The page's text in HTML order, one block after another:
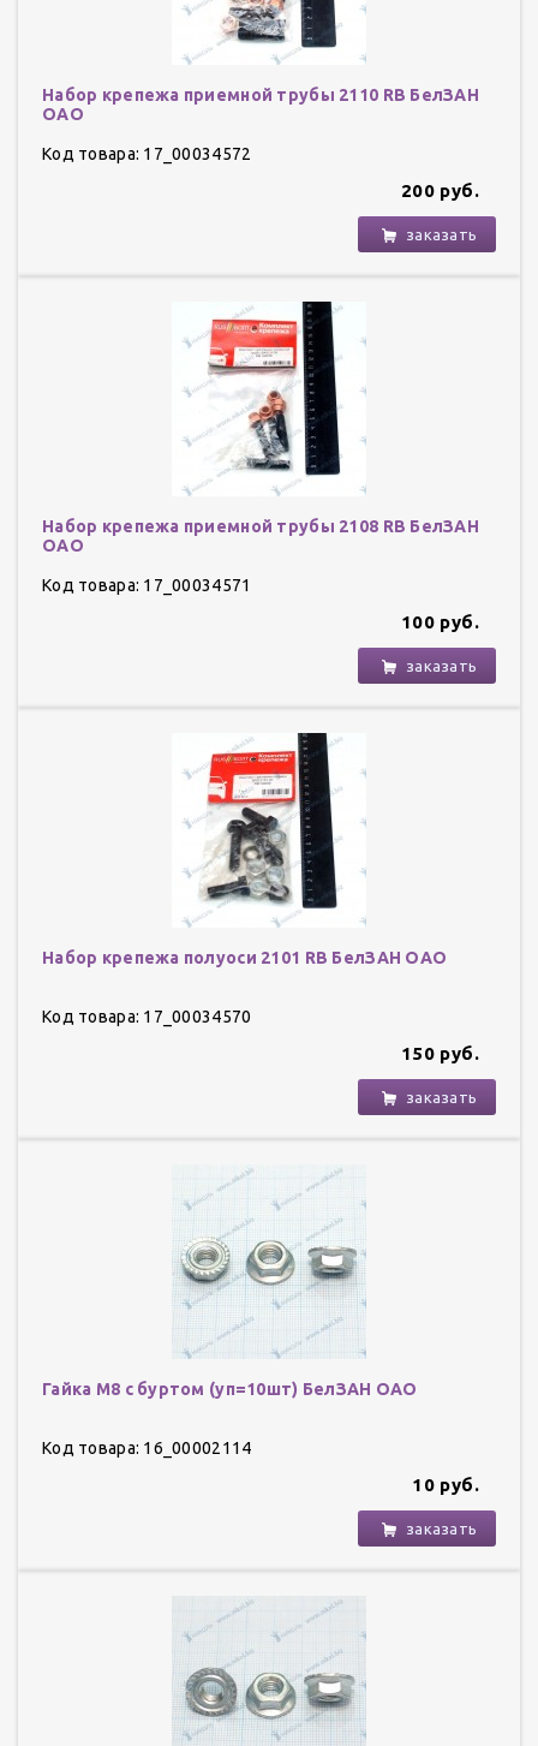
Набор крепежа приемной трубы 2110 RB БелЗАН
ОАО
Код товара: 17_00034572
200 руб.
заказать
Набор крепежа приемной трубы 2108 RB БелЗАН
ОАО
Код товара: 17_00034571
100 руб.
заказать
Набор крепежа полуоси 2101 RB БелЗАН ОАО
Код товара: 17_00034570
150 руб.
заказать
Гайка М8 с буртом (уп=10шт) БелЗАН ОАО
Код товара: 16_00002114
10 руб.
заказать